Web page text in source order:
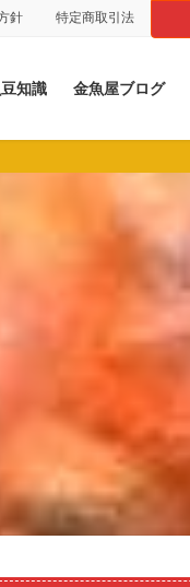
針 特定商取引法
知識 金魚屋ブログ